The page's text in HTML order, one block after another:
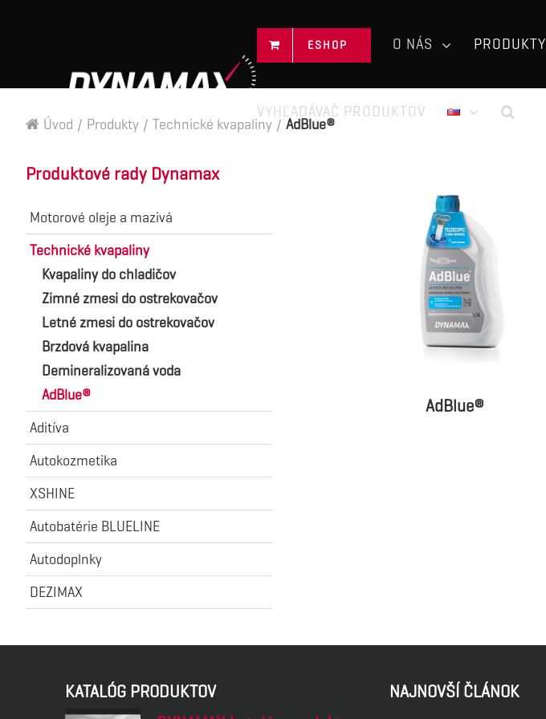
ESHOP O NÁS PRODUKTY
VYHĽADÁVAČ PRODUKTOV
Úvod / Produkty / Technické kvapaliny / AdBlue®
AdBlue®
Produktové rady Dynamax
Motorové oleje a mazivá
Technické kvapaliny
Kvapaliny do chladičov
Zimné zmesi do ostrekovačov
Letné zmesi do ostrekovačov
Brzdová kvapalina
Demineralizovaná voda
AdBlue®
Aditíva
Autokozmetika
XSHINE
Autobatérie BLUELINE
Autodoplnky
DEZIMAX
KATALÓG PRODUKTOV
NAJNOVŠÍ ČLÁNOK